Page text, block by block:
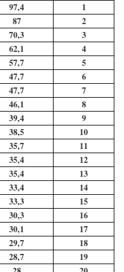
97,4 1
87 2
70,3 3
62,1 4
57,7 5
47,7 6
47,7 7
46,1 8
39,4 9
38,5 10
35,7 11
35,4 12
35,4 13
33,4 14
33,3 15
30,3 16
30,1 17
29,7 18
28,7 19